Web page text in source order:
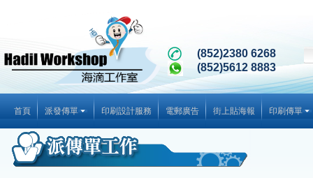
(852)2380 6268
(852)5612 8883
首頁 派發傳單 印刷設計服務 電郵廣告 街上貼海報 印刷傳單